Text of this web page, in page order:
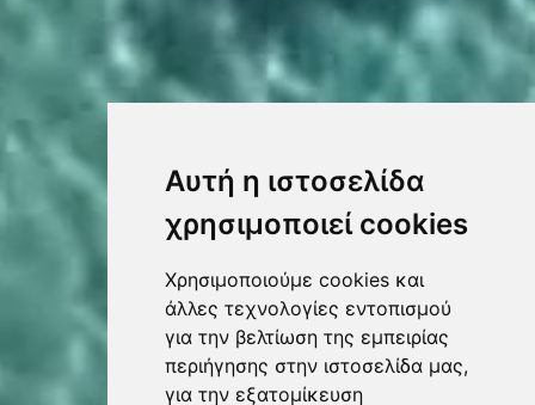
Αυτή η ιστοσελίδα
χρησιμοποιεί cookies
Χρησιμοποιούμε cookies και
άλλες τεχνολογίες εντοπισμού
για την βελτίωση της εμπειρίας
περιήγησης στην ιστοσελίδα μας,
για την εξατομίκευση